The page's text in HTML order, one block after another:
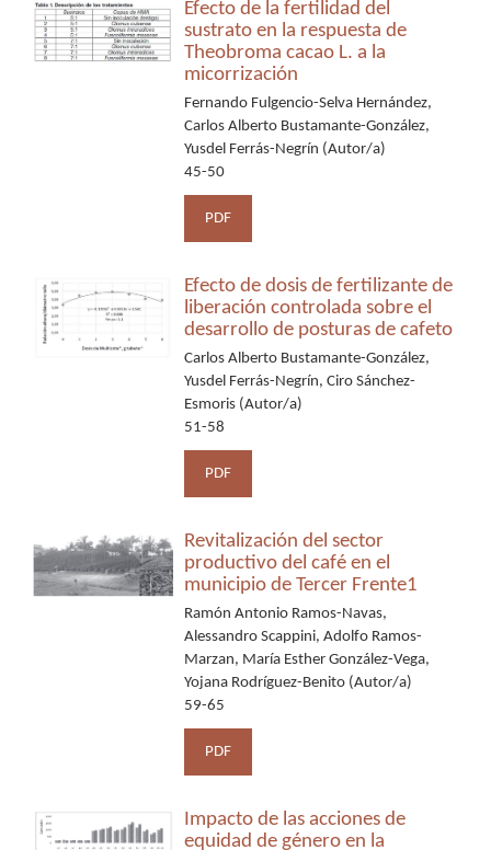
Efecto de la fertilidad del
sustrato en la respuesta de
Theobroma cacao L. a la
micorrización
Fernando Fulgencio-Selva Hernández,
Carlos Alberto Bustamante-González,
Yusdel Ferrás-Negrín (Autor/a)
45-50
PDF
Efecto de dosis de fertilizante de
liberación controlada sobre el
desarrollo de posturas de cafeto
Carlos Alberto Bustamante-González,
Yusdel Ferrás-Negrín, Ciro Sánchez-
Esmoris (Autor/a)
51-58
PDF
Revitalización del sector
productivo del café en el
municipio de Tercer Frente1
Ramón Antonio Ramos-Navas,
Alessandro Scappini, Adolfo Ramos-
Marzan, María Esther González-Vega,
Yojana Rodríguez-Benito (Autor/a)
59-65
PDF
Impacto de las acciones de
equidad de género en la